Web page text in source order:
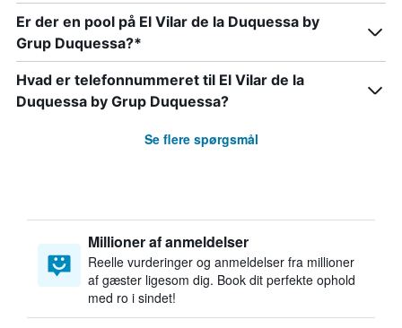
Er der en pool på El Vilar de la Duquessa by
Grup Duquessa?*
Hvad er telefonnummeret til El Vilar de la
Duquessa by Grup Duquessa?
Se flere spørgsmål
Millioner af anmeldelser
Reelle vurderinger og anmeldelser fra millioner
af gæster ligesom dig. Book dit perfekte ophold
med ro i sindet!